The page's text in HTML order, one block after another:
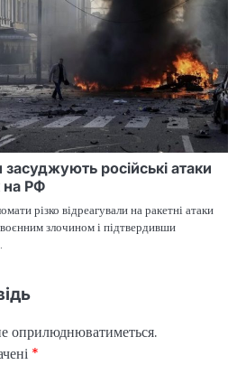
засуджують російські атаки
на РФ
різко відреагували на ракетні атаки
злочином і підтвердивши
*